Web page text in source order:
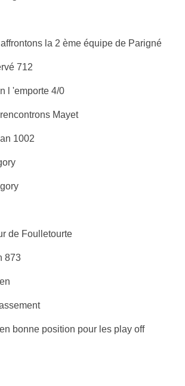
la 2 ème équipe de Parigné
712
l 'emporte 4/0
Mayet
1002
de Foulletourte
873
bonne position pour les play off